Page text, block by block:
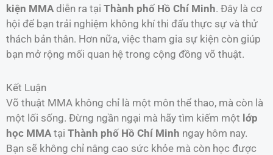
kiện MMA diễn ra tại Thành phố Hồ Chí Minh. Đây là cơ
hội để bạn trải nghiệm không khí thi đấu thực sự và thử
thách bản thân. Hơn nữa, việc tham gia sự kiện còn giúp
bạn mở rộng mối quan hệ trong cộng đồng võ thuật.
Kết Luận
Võ thuật MMA không chỉ là một môn thể thao, mà còn là
một lối sống. Đừng ngần ngại mà hãy tìm kiếm một lớp
học MMA tại Thành phố Hồ Chí Minh ngay hôm nay.
Bạn sẽ không chỉ nâng cao sức khỏe mà còn học được